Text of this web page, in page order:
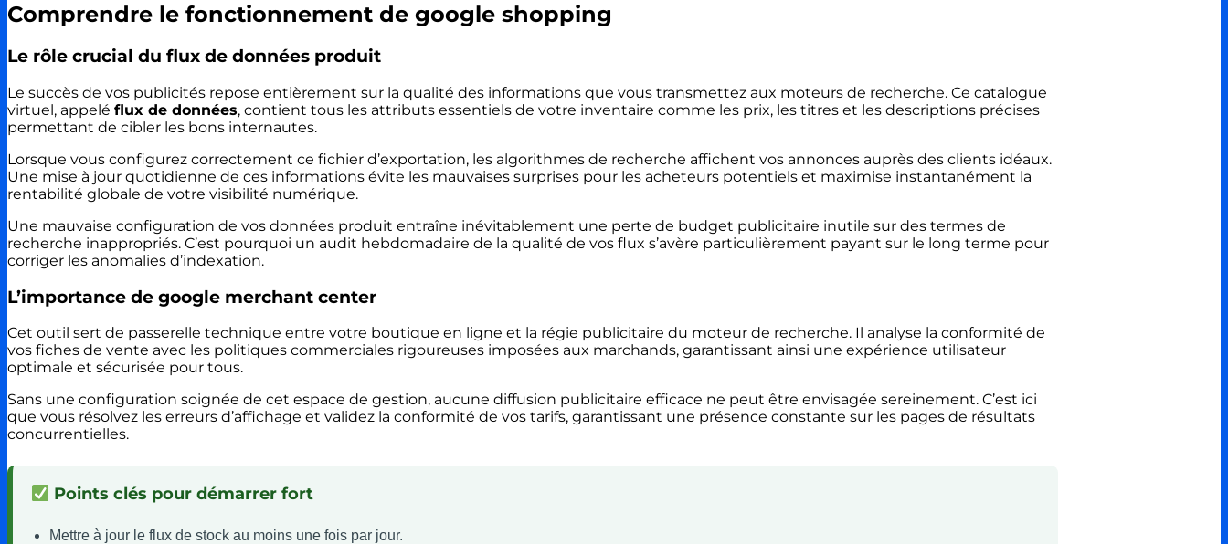
Comprendre le fonctionnement de google shopping
Le rôle crucial du flux de données produit
Le succès de vos publicités repose entièrement sur la qualité des informations que vous transmettez aux moteurs de recherche. Ce catalogue
virtuel, appelé flux de données, contient tous les attributs essentiels de votre inventaire comme les prix, les titres et les descriptions précises
permettant de cibler les bons internautes.
Lorsque vous configurez correctement ce fichier d’exportation, les algorithmes de recherche affichent vos annonces auprès des clients idéaux.
Une mise à jour quotidienne de ces informations évite les mauvaises surprises pour les acheteurs potentiels et maximise instantanément la
rentabilité globale de votre visibilité numérique.
Une mauvaise configuration de vos données produit entraîne inévitablement une perte de budget publicitaire inutile sur des termes de
recherche inappropriés. C’est pourquoi un audit hebdomadaire de la qualité de vos flux s’avère particulièrement payant sur le long terme pour
corriger les anomalies d’indexation.
L’importance de google merchant center
Cet outil sert de passerelle technique entre votre boutique en ligne et la régie publicitaire du moteur de recherche. Il analyse la conformité de
vos fiches de vente avec les politiques commerciales rigoureuses imposées aux marchands, garantissant ainsi une expérience utilisateur
optimale et sécurisée pour tous.
Sans une configuration soignée de cet espace de gestion, aucune diffusion publicitaire efficace ne peut être envisagée sereinement. C’est ici
que vous résolvez les erreurs d’affichage et validez la conformité de vos tarifs, garantissant une présence constante sur les pages de résultats
concurrentielles.
Points clés pour démarrer fort
Mettre à jour le flux de stock au moins une fois par jour.